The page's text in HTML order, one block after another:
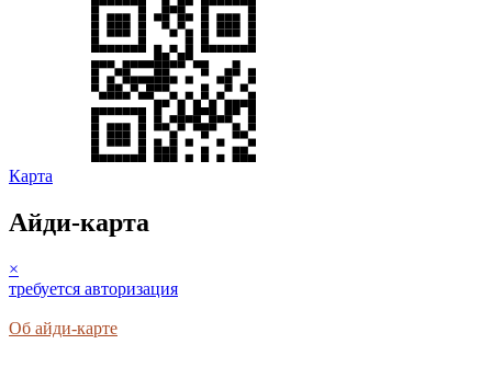
Карта
Айди-карта
×
требуется авторизация
Об айди-карте